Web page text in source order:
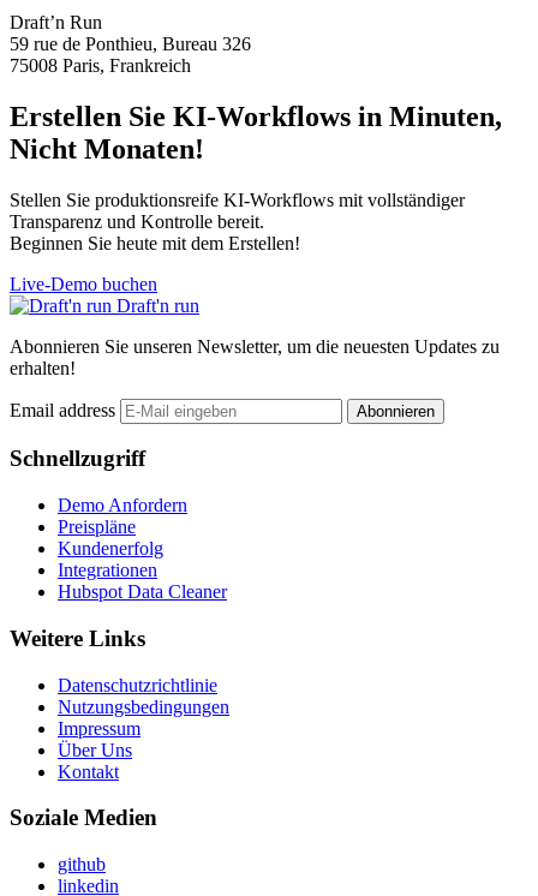
Draft’n Run
59 rue de Ponthieu, Bureau 326
75008 Paris, Frankreich
Erstellen Sie KI-Workflows in Minuten,
Nicht Monaten!
Stellen Sie produktionsreife KI-Workflows mit vollständiger
Transparenz und Kontrolle bereit.
Beginnen Sie heute mit dem Erstellen!
Live-Demo buchen
Draft'n run
Abonnieren Sie unseren Newsletter, um die neuesten Updates zu
erhalten!
Email address Abonnieren
Schnellzugriff
Demo Anfordern
Preispläne
Kundenerfolg
Integrationen
Hubspot Data Cleaner
Weitere Links
Datenschutzrichtlinie
Nutzungsbedingungen
Impressum
Über Uns
Kontakt
Soziale Medien
github
linkedin